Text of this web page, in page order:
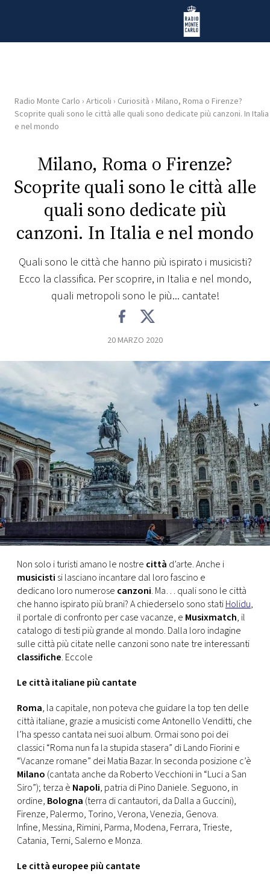
Radio Monte Carlo
HOME
WEB
RADIO
PLAYLIST
NEWS
EVENTI
VIDEO
TV
PRINCIPATO
DI
MONACO
RMC
CONSIGLIA
Radio Monte Carlo › Articoli › Curiosità › Milano, Roma o Firenze?
Scoprite quali sono le città alle quali sono dedicate più canzoni. In Italia
e nel mondo
Milano, Roma o Firenze?
Scoprite quali sono le città alle
quali sono dedicate più
canzoni. In Italia e nel mondo
Quali sono le città che hanno più ispirato i musicisti?
Ecco la classifica. Per scoprire, in Italia e nel mondo,
quali metropoli sono le più... cantate!
20 MARZO 2020
Non solo i turisti amano le nostre città d’arte. Anche i
musicisti si lasciano incantare dal loro fascino e
dedicano loro numerose canzoni. Ma… quali sono le città
che hanno ispirato più brani? A chiederselo sono statiHolidu,
il portale di confronto per case vacanze, e Musixmatch, il
catalogo di testi più grande al mondo. Dalla loro indagine
sulle città più citate nelle canzoni sono nate tre interessanti
classifiche. Eccole
Le città italiane più cantate
Roma, la capitale, non poteva che guidare la top ten delle
città italiane, grazie a musicisti come Antonello Venditti, che
l’ha spesso cantata nei suoi album. Ormai sono poi dei
classici “Roma nun fa la stupida stasera” di Lando Fiorini e
“Vacanze romane” dei Matia Bazar. In seconda posizione c’è
Milano (cantata anche da Roberto Vecchioni in “Luci a San
Siro”); terza è Napoli, patria di Pino Daniele. Seguono, in
ordine, Bologna (terra di cantautori, da Dalla a Guccini),
Firenze, Palermo, Torino, Verona, Venezia, Genova.
Infine, Messina, Rimini, Parma, Modena, Ferrara, Trieste,
Catania, Terni, Salerno e Monza.
Le città europee più cantate